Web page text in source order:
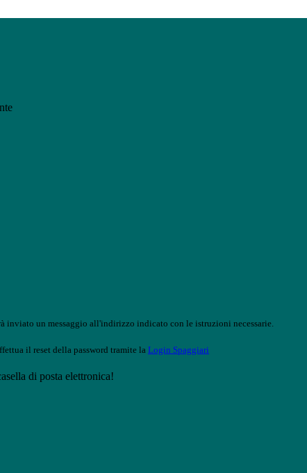
inviato un messaggio all'indirizzo indicato con le istruzioni necessarie.
il reset della password tramite la Login Spaggiari
di posta elettronica!